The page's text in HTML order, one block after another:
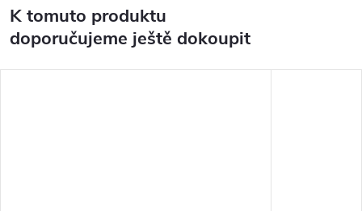
K tomuto produktu
doporučujeme ještě dokoupit